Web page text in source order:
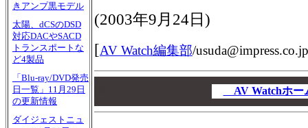
きアンプ黒モデル
太陽、dCSのDSD
対応DACやSACD
トランスポートな
ど4製品
「Blu-ray/DVD発売
日一覧」11月29日
の更新情報
ダイジェストニュ
(2003年9月24日 )
[AV Watch編集部/usuda@impress.co.jp
AV Watchホ